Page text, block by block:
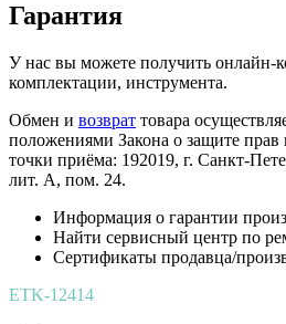
Гарантия
У нас вы можете получить онлайн-
комплектации, инструмента.
Обмен и возврат товара
положениями Закона о защите прав
точки приёма: 192019, г. Санкт-
лит. А, пом. 24.
Информация о гарантии
Найти сервисный центр по
Сертификаты продавца/
ETK-12414